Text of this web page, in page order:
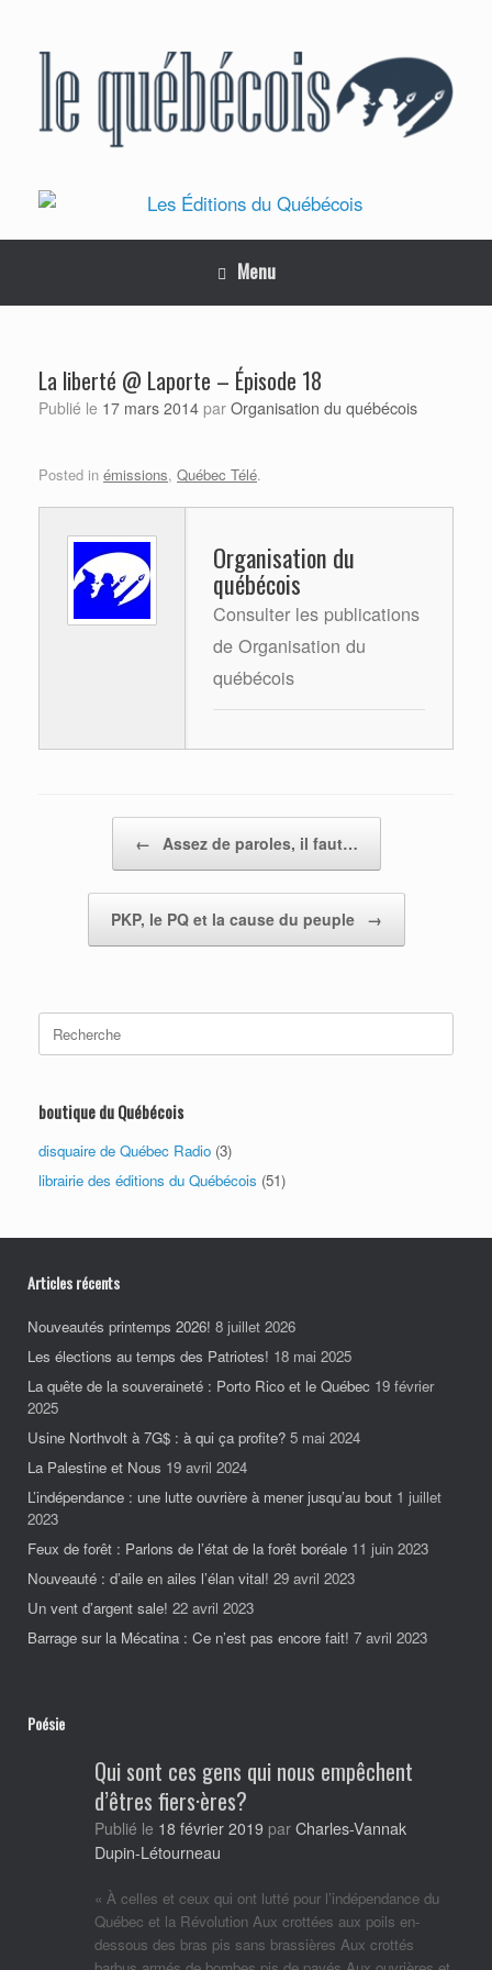
Menu
La liberté @ Laporte – Épisode 18
Publié le 17 mars 2014 par Organisation du québécois
Posted in émissions, Québec Télé.
Organisation du
québécois
Consulter les publications
de Organisation du
québécois
← Assez de paroles, il faut…
PKP, le PQ et la cause du peuple →
Search
for:
boutique du Québécois
disquaire de Québec Radio (3)
librairie des éditions du Québécois (51)
Articles récents
Nouveautés printemps 2026! 8 juillet 2026
Les élections au temps des Patriotes! 18 mai 2025
La quête de la souveraineté : Porto Rico et le Québec 19 février
2025
Usine Northvolt à 7G$ : à qui ça profite? 5 mai 2024
La Palestine et Nous 19 avril 2024
L’indépendance : une lutte ouvrière à mener jusqu’au bout 1 juillet
2023
Feux de forêt : Parlons de l’état de la forêt boréale 11 juin 2023
Nouveauté : d’aile en ailes l’élan vital! 29 avril 2023
Un vent d’argent sale! 22 avril 2023
Barrage sur la Mécatina : Ce n’est pas encore fait! 7 avril 2023
Poésie
Qui sont ces gens qui nous empêchent
d’êtres fiers·ères?
Publié le 18 février 2019 par Charles-Vannak
Dupin-Létourneau
« À celles et ceux qui ont lutté pour l’indépendance du
Québec et la Révolution Aux crottées aux poils en-
dessous des bras pis sans brassières Aux crottés